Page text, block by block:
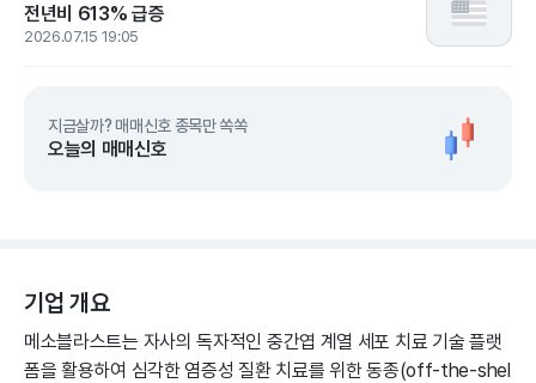
전년비 613% 급증
2026.07.15 19:05
지금살까? 매매신호 종목만 쏙쏙
오늘의 매매신호
기업 개요
메소블라스트는 자사의 독자적인 중간엽 계열 세포 치료 기술 플랫
폼을 활용하여 심각한 염증성 질환 치료를 위한 동종(off-the-shel